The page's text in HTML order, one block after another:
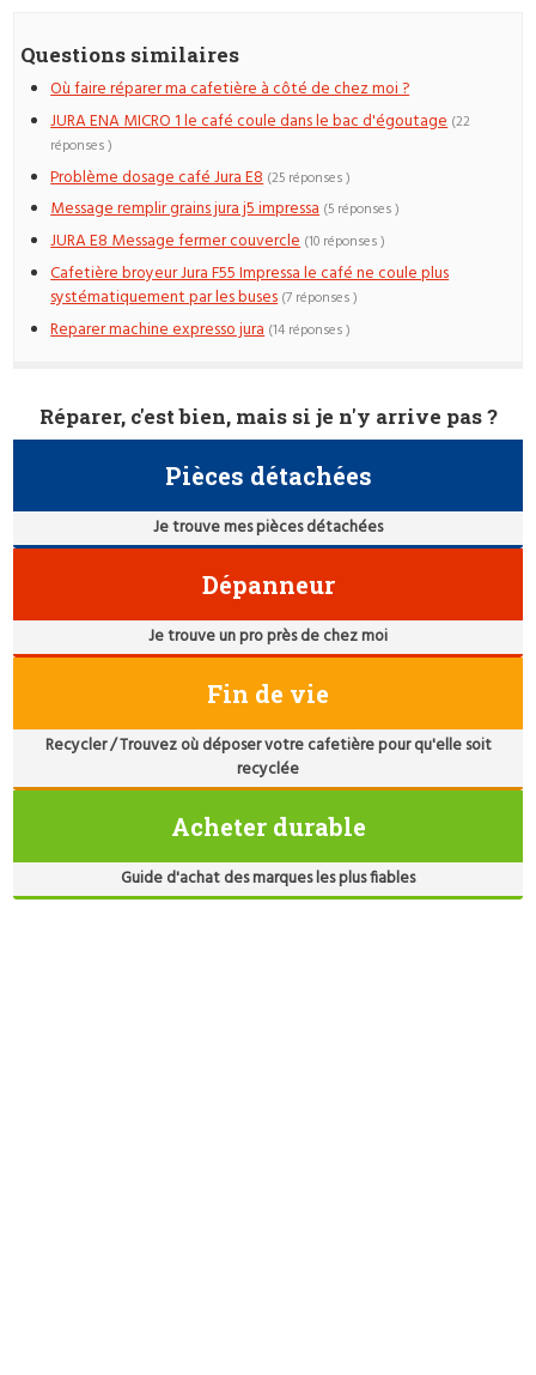
Questions similaires
Où faire réparer ma cafetière à côté de chez moi ?
JURA ENA MICRO 1 le café coule dans le bac d'égoutage (22
réponses )
Problème dosage café Jura E8 (25 réponses )
Message remplir grains jura j5 impressa (5 réponses )
JURA E8 Message fermer couvercle (10 réponses )
Cafetière broyeur Jura F55 Impressa le café ne coule plus
systématiquement par les buses (7 réponses )
Reparer machine expresso jura (14 réponses )
Réparer, c'est bien, mais si je n'y arrive pas ?
Pièces détachées
Je trouve mes pièces détachées
Dépanneur
Je trouve un pro près de chez moi
Fin de vie
Recycler / Trouvez où déposer votre cafetière pour qu'elle soit
recyclée
Acheter durable
Guide d'achat des marques les plus fiables